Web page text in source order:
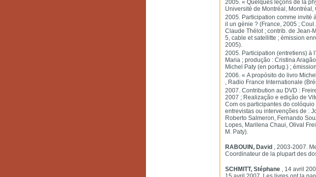
2005. « Quelques leçons de la
Université de Montréal,
2005. Participation comme invité
il un génie ? (France, 2005 ;
Claude Thélot ; contrib. de Jean-
5, cable et satellitte ; émission
2005).
2005. Participation (entretiens) à
Maria ; produção : Cristina
Michel Paty (en portug.) ;
2006. « A propósito do livro
, Radio France Internationale
2007. Contribution au DVD :
2007 ; Realização e edição de
Com os participantes do
entrevistas ou intervenções de :
Roberto Salmeron, Fernando
Lopes, Marilena Chaui, Olival
M. Paty).
RABOUIN, David , 2003-2007.
Coordinateur de la plupart des
SCHMITT, Stéphane, 14 avril